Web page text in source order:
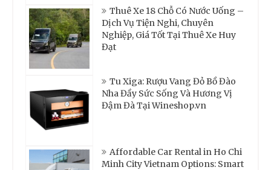
Thuê Xe 18 Chỗ Có Nước Uống –
Dịch Vụ Tiện Nghi, Chuyên
Nghiệp, Giá Tốt Tại Thuê Xe Huy
Đạt
Tu Xiga: Rượu Vang Đỏ Bồ Đào
Nha Đầy Sức Sống Và Hương Vị
Đậm Đà Tại Wineshop.vn
Affordable Car Rental in Ho Chi
Minh City Vietnam Options: Smart